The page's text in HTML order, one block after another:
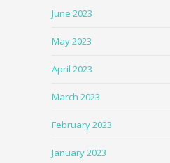
June 2023
May 2023
April 2023
March 2023
February 2023
January 2023